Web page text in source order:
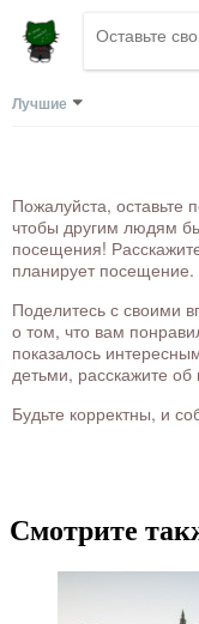
Лучшие
Пожалуйста, оставьте
чтобы другим людям
посещения!
планирует посещение.
Поделитесь с своими
о том, что вам
показалось
детьми, расскажите об
Будьте корректны, и
Смотрите